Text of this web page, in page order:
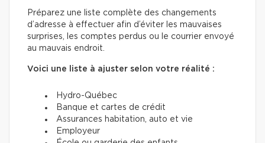
Préparez une liste complète des changements
d’adresse à effectuer afin d’éviter les mauvaises
surprises, les comptes perdus ou le courrier envoyé
au mauvais endroit.
Voici une liste à ajuster selon votre réalité :
Hydro-Québec
Banque et cartes de crédit
Assurances habitation, auto et vie
Employeur